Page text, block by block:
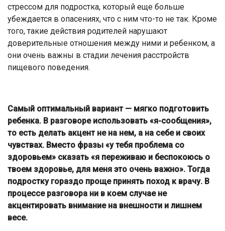
стрессом для подростка, который еще больше
убежда­ется в опасениях, что с ним что-то не так. Кроме
того, такие действия родителей на­рушают
доверительные от­ношения между ними и ре­бенком, а
они очень важны в стадии лечения расстройств
пищевого поведения.
Самый оптимальный вариант — мягко подготовить
ребенка. В разговоре использовать «я-сообщения»,
то есть делать акцент не на нем, а на себе и своих
чувствах. Вместо фразы «у тебя проблема со
здоровьем» сказать «я переживаю и беспокоюсь о
твоем здоровье, для меня это очень важно». Тогда
подростку гораздо проще принять поход к врачу. В
процессе разговора ни в коем случае не
акцентировать внимание на внешности и лишнем
весе.